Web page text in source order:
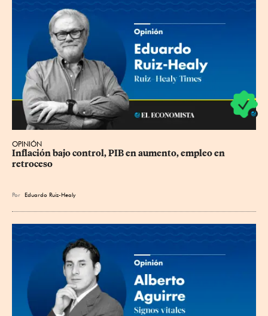
OPINIÓN
Inflación bajo control, PIB en aumento, empleo en
retroceso
Por Eduardo Ruiz-Healy